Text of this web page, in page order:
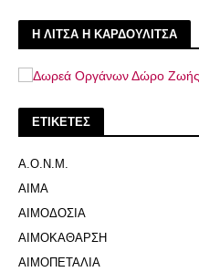
Η ΛΙΤΣΑ Η ΚΑΡΔΟΥΛΙΤΣΑ
ΕΤΙΚΕΤΕΣ
Α.Ο.Ν.Μ.
ΑΙΜΑ
ΑΙΜΟΔΟΣΙΑ
ΑΙΜΟΚΑΘΑΡΣΗ
ΑΙΜΟΠΕΤΑΛΙΑ